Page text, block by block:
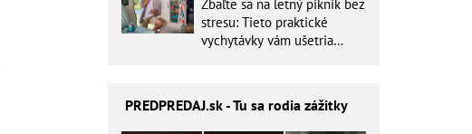
Zbaľte sa na letný piknik bez
stresu: Tieto praktické
vychytávky vám ušetria
PREDPREDAJ.sk - Tu sa rodia zážitky